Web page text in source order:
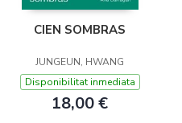
CIEN SOMBRAS
JUNGEUN, HWANG
Disponibilitat inmediata
18,00 €